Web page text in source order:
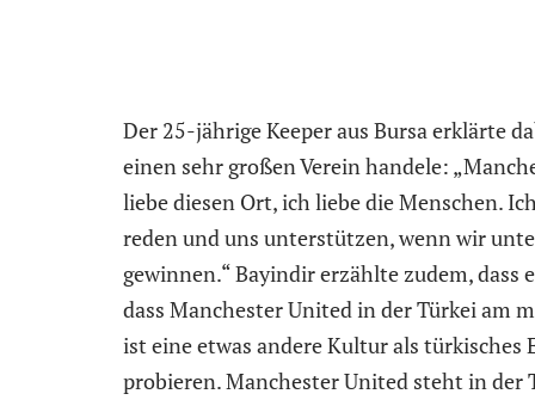
Der 25-jährige Keeper aus Bursa erklärte
einen sehr großen Verein handele:
liebe diesen Ort, ich liebe die Menschen.
reden und uns unterstützen, wenn wir
gewinnen.“ Bayindir erzählte zudem, dass
dass Manchester United in der Türkei am
ist eine etwas andere Kultur als türkisches
probieren. Manchester United steht in der